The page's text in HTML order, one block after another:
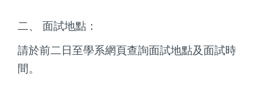
二、 面試地點：
請於前二日至學系網頁查詢面試地點及面試時
間。